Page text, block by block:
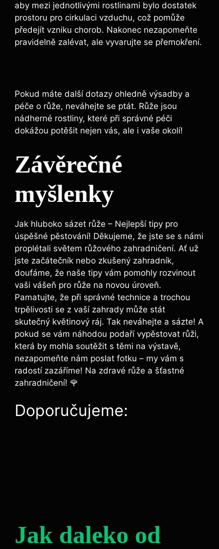
aby ⁣mezi jednotlivými rostlinami bylo dostatek
prostoru ​pro ‌cirkulaci vzduchu,⁢ což pomůže
předejít vzniku ‌chorob.⁣ Nakonec nezapomeňte
pravidelně zalévat, ale vyvarujte se ​přemokření.
Pokud ‍máte další dotazy ohledně ‌výsadby a
péče o růže, ⁤neváhejte ⁢se ptát. Růže jsou
nádherné‌ rostliny, které při​ správné péči
dokážou ‍potěšit ​nejen vás, ale i vaše okolí!
Závěrečné
myšlenky
Jak hluboko sázet růže ⁤–‍ Nejlepší tipy ​pro
⁢úspěšné pěstování! Děkujeme, ‌že jste ‌se s námi
proplétali ‌světem růžového‍ zahradničení. Ať‍ už
jste začátečník nebo zkušený zahradník,
doufáme,‌ že naše tipy vám pomohly rozvinout
vaši vášeň pro⁢ růže na novou úroveň.
Pamatujte, ​že ⁢při⁤ správné⁣ technice a trochou
‍trpělivosti⁤ se z vaší zahrady může ⁣stát
skutečný květinový ​ráj. ‍Tak ​neváhejte a sázte! A
pokud se‌ vám náhodou ‌podaří vypěstovat​ růži,
která by⁣ mohla soutěžit ⁤s těmi na výstavě,
⁣nezapomeňte⁤ nám poslat fotku – my vám⁢ s⁤
radostí zazáříme! Na zdravé růže a šťastné
zahradničení! 🌹
Doporučujeme:
Jak daleko od